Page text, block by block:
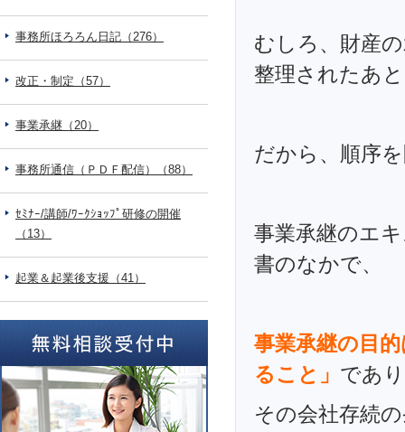
むしろ、財産
整理されたあ
だから、順序
事業承継のエ
書のなかで、
事業承継の目
ること」 であ
その会社存続
事務所ほろろん日記（276）
改正・制定（57）
事業承継（20）
事務所通信（ＰＤＦ配信）（88）
ｾﾐﾅｰ/講師/ﾜｰｸｼｮｯﾌﾟ研修の開催
（13）
起業＆起業後支援（41）